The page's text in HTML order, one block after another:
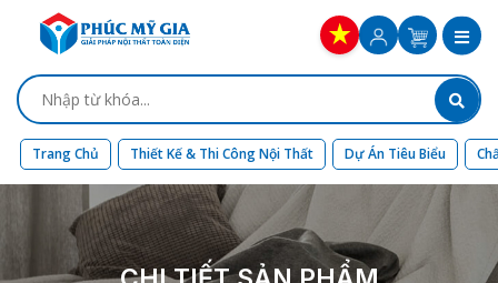
Trang Chủ Thiết Kế & Thi Công Nội Thất Dự Án Tiêu Biểu